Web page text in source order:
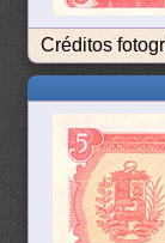
Créditos